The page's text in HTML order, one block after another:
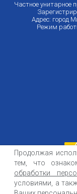
Частное унитарное
Адрес: город
Режим
Публичный договор
ООО «Контемпорари» не
получаемой из открытых
Продолжая
тем, что
обработки
условиями, а